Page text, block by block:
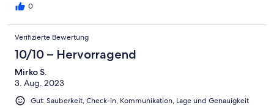
0
Verifizierte Bewertung
10/10 – Hervorragend
Mirko S.
3. Aug. 2023
Gut: Sauberkeit, Check-in, Kommunikation, Lage und Genauigkeit